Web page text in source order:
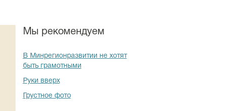
Мы рекомендуем
В Минрегионразвитии не хотят
быть грамотными
Руки вверх
Грустное фото